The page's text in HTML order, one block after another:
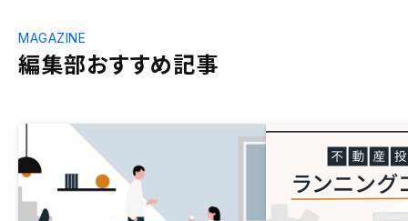
編集部おすすめ記事
MAGAZINE